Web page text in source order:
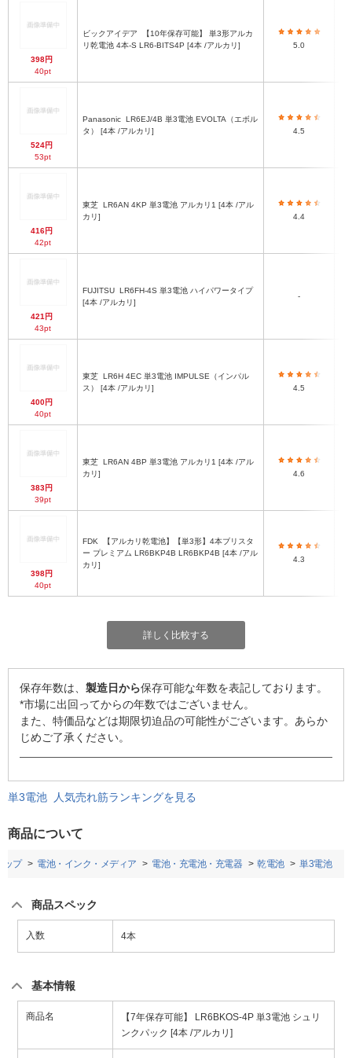
398円
40pt
ビックアイデア
リ乾電池 4本-S LR6-BITS4P [4本 /アルカリ]
5.0
524円
53pt
Panasonic
タ） [4本 /アルカリ]
4.5
416円
42pt
東芝
カリ]
4.4
421円
43pt
FUJITSU
[4本 /アルカリ]
-
400円
40pt
東芝
ス） [4本 /アルカリ]
4.5
383円
39pt
東芝
カリ]
4.6
398円
40pt
FDK
ー プレミアム LR6BKP4B LR6BKP4B [4本 /アル
カリ]
4.3
詳しく比較する
保存年数は、 製造日から保存可能な年数を表記しております。
*市場に出回ってからの年数ではございません。
また、特価品などは期限切迫品の可能性がございます。あらか
じめご了承ください。
単3電池 人気売れ筋ランキングを見る
商品について
ップ 電池・インク・メディア 電池・充電池・充電器 乾電池 単3電池
商品スペック
入数 4本
基本情報
商品名
【7年保存可能】 LR6BKOS-4P 単3電池 シュリ
ンクパック [4本 /アルカリ]